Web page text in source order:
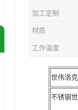
加工定制
材质
工作温度
世伟洛
不锈钢